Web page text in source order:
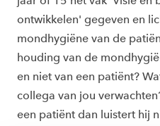
ontwikkelen' gegeven en
mondhygiëne van de
houding van de
en niet van een patiënt?
collega van jou
een patiënt dan luistert hij